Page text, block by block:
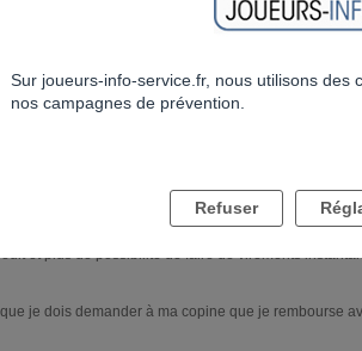
je vais beaucoup moins voir les résultats
possible ton plafond de CB. Si tu paries en ligne, tu
Ne pas pouvoir retirer beaucoup en cash, ça
et plus de possibilité de faire de virements
je dois demander à ma copine que je rembourse
Sur joueurs-info-service.fr, nous utilisons des
nos campagnes de prévention.
Refuser